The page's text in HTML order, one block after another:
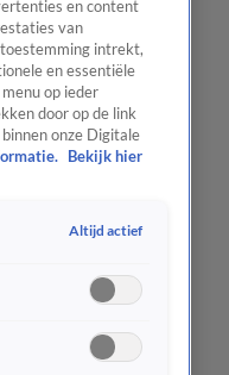
en content
van
intrekt,
en essentiële
op ieder
door op de link
onze Digitale
Bekijk hier
Altijd actief